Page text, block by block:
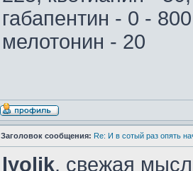
габапентин - 0 -
мелотонин - 20
Заголовок сообщения: Re: И в сотый раз опять
lyolik, свежая